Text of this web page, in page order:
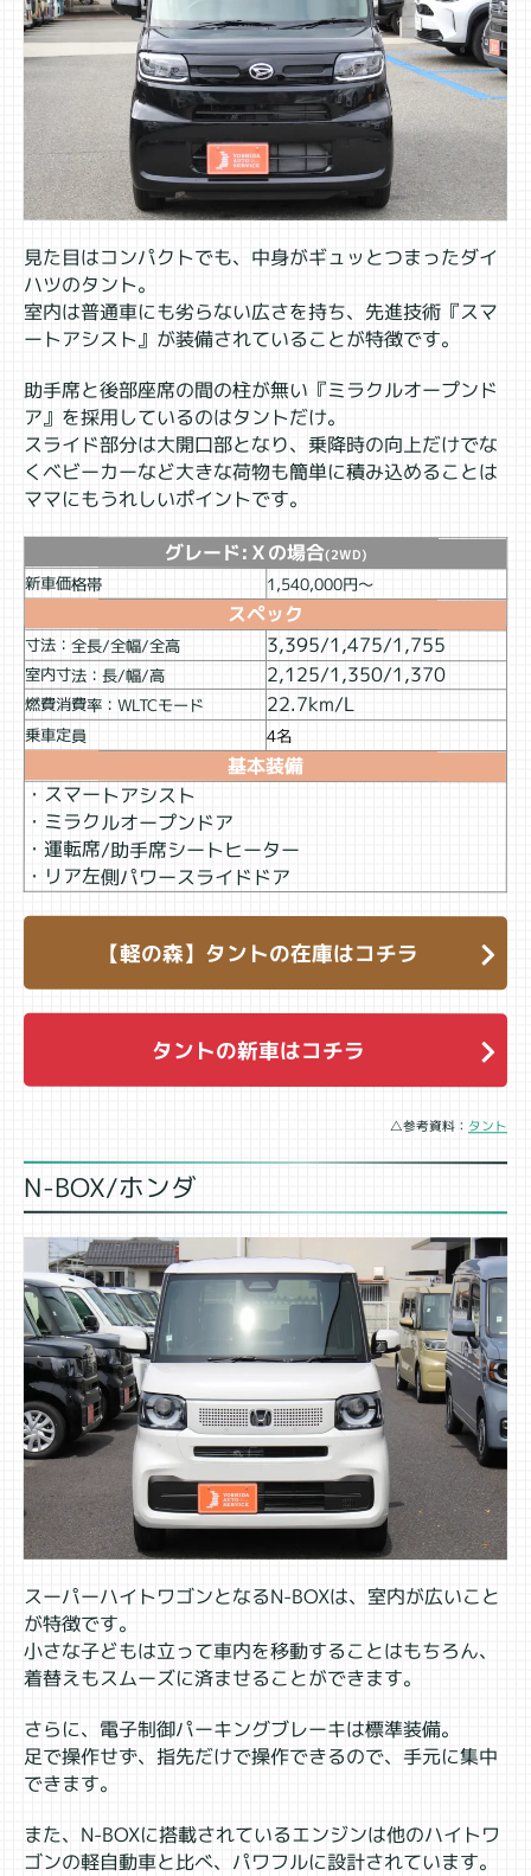
見た目はコンパクトでも、中身がギュッとつまったダイ
ハツのタント。
室内は普通車にも劣らない広さを持ち、先進技術『スマ
ートアシスト』が装備されていることが特徴です。
助手席と後部座席の間の柱が無い『ミラクルオープンド
ア』を採用しているのはタントだけ。
スライド部分は大開口部となり、乗降時の向上だけでな
くベビーカーなど大きな荷物も簡単に積み込めることは
ママにもうれしいポイントです。
グレード:Ｘの場合(2WD)
新車価格帯 1,540,000円～
スペック
寸法：全長/全幅/全高 3,395/1,475/1,755
室内寸法：長/幅/高 2,125/1,350/1,370
燃費消費率：WLTCモード 22.7km/L
乗車定員 4名
基本装備
・スマートアシスト
・ミラクルオープンドア
・運転席/助手席シートヒーター
・リア左側パワースライドドア
【軽の森】タントの在庫はコチラ
タントの新車はコチラ
△参考資料： タント
N-BOX/ホンダ
スーパーハイトワゴンとなるN-BOXは、室内が広いこと
が特徴です。
小さな子どもは立って車内を移動することはもちろん、
着替えもスムーズに済ませることができます。
さらに、電子制御パーキングブレーキは標準装備。
足で操作せず、指先だけで操作できるので、手元に集中
できます。
また、N-BOXに搭載されているエンジンは他のハイトワ
ゴンの軽自動車と比べ、パワフルに設計されています。